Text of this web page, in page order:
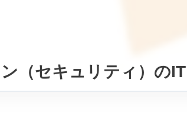
（セキュリティ）の